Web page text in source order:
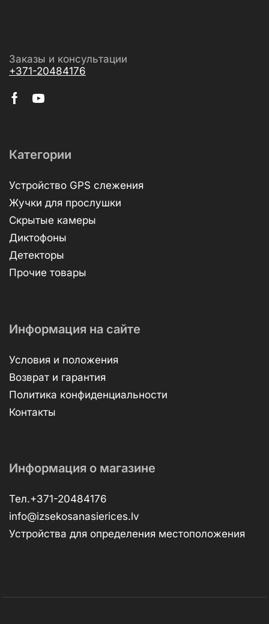
Заказы и консультации
+371-20484176
Категории
Устройство GPS слежения
Жучки для прослушки
Скрытые камеры
Диктофоны
Детекторы
Прочие товары
Информация на сайте
Условия и положения
Возврат и гарантия
Политика конфиденциальности
Контакты
Информация о магазине
Тел.+371-20484176
info@izsekosanasierices.lv
Устройства для определения местоположения